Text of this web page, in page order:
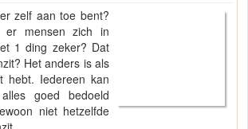
zelf aan toe bent?
mensen zich in
1 ding zeker? Dat
Het anders is als
hebt. Iedereen kan
goed bedoeld
niet hetzelfde